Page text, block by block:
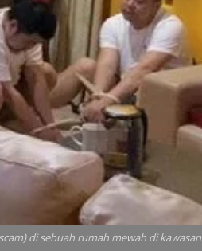
di sebuah rumah mewah di kawasan